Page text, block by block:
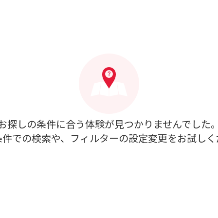
探しの条件に合う体験が見つかりませんでした。
での検索や、フィルターの設定変更をお試しく